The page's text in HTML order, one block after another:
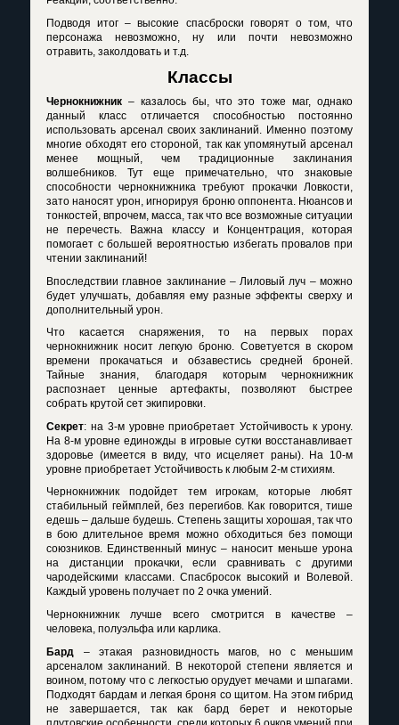
Подводя итог – высокие спасброски говорят о том, что
персонажа невозможно, ну или почти невозможно
отравить, заколдовать и т.д.
Классы
Чернокнижник – казалось бы, что это тоже маг, однако
данный класс отличается способностью постоянно
использовать арсенал своих заклинаний. Именно поэтому
многие обходят его стороной, так как упомянутый арсенал
менее мощный, чем традиционные заклинания
волшебников. Тут еще примечательно, что знаковые
способности чернокнижника требуют прокачки Ловкости,
зато наносят урон, игнорируя броню оппонента. Нюансов и
тонкостей, впрочем, масса, так что все возможные ситуации
не перечесть. Важна классу и Концентрация, которая
помогает с большей вероятностью избегать провалов при
чтении заклинаний!
Впоследствии главное заклинание – Лиловый луч – можно
будет улучшать, добавляя ему разные эффекты сверху и
дополнительный урон.
Что касается снаряжения, то на первых порах
чернокнижник носит легкую броню. Советуется в скором
времени прокачаться и обзавестись средней броней.
Тайные знания, благодаря которым чернокнижник
распознает ценные артефакты, позволяют быстрее
собрать крутой сет экипировки.
Секрет: на 3-м уровне приобретает Устойчивость к урону.
На 8-м уровне единожды в игровые сутки восстанавливает
здоровье (имеется в виду, что исцеляет раны). На 10-м
уровне приобретает Устойчивость к любым 2-м стихиям.
Чернокнижник подойдет тем игрокам, которые любят
стабильный геймплей, без перегибов. Как говорится, тише
едешь – дальше будешь. Степень защиты хорошая, так что
в бою длительное время можно обходиться без помощи
союзников. Единственный минус – наносит меньше урона
на дистанции прокачки, если сравнивать с другими
чародейскими классами. Спасбросок высокий и Волевой.
Каждый уровень получает по 2 очка умений.
Чернокнижник лучше всего смотрится в качестве –
человека, полуэльфа или карлика.
Бард – этакая разновидность магов, но с меньшим
арсеналом заклинаний. В некоторой степени является и
воином, потому что с легкостью орудует мечами и шпагами.
Подходят бардам и легкая броня со щитом. На этом гибрид
не завершается, так как бард берет и некоторые